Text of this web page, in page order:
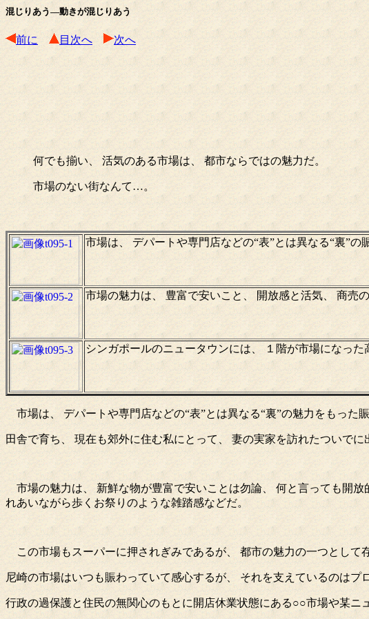
混じりあう―動きが混じりあう
前に 目次へ 次へ
何でも揃い、 活気のある市場は、 都市ならではの魅力だ。
市場のない街なんて…。
市場は、 デパートや専門店などの“表”とは異なる“裏”
市場の魅力は、 豊富で安いこと、 開放感と活気、 商売
シンガポールのニュータウンには、 １階が市場になっ
市場は、 デパートや専門店などの“表”とは異なる“裏”の魅力をもった
田舎で育ち、 現在も郊外に住む私にとって、 妻の実家を訪れたついで
市場の魅力は、 新鮮な物が豊富で安いことは勿論、 何と言っても開
れあいながら歩くお祭りのような雑踏感などだ。
この市場もスーパーに押されぎみであるが、 都市の魅力の一つとして
尼崎の市場はいつも賑わっていて感心するが、 それを支えているのは
行政の過保護と住民の無関心のもとに開店休業状態にある○○市場や某ニ